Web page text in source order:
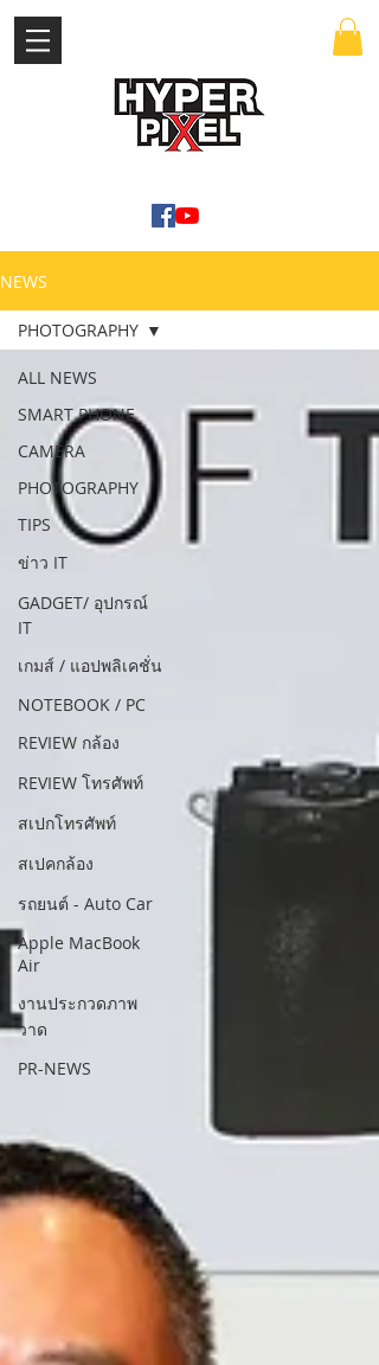
NEWS
ALL NEWS
SMART PHONE
CAMERA
PHOTOGRAPHY
TIPS
ข่าว IT
GADGET/ อุปกรณ์
IT
เกมส์ / แอปพลิเคชั่น
NOTEBOOK / PC
REVIEW กล้อง
REVIEW โทรศัพท์
สเปกโทรศัพท์
สเปคกล้อง
รถยนต์ - Auto Car
Apple MacBook
Air
งานประกวดภาพ
วาด
PR-NEWS
PHOTOGRAPHY